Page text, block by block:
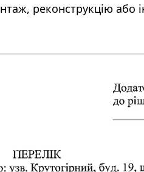
реконструкцію або